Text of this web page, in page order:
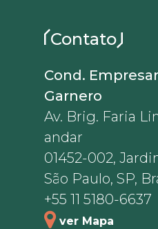
Contato
Cond.
Garnero
Av. Brig. Faria
andar
01452-002,
São Paulo, SP,
+55 11 5180-6637
ver Mapa